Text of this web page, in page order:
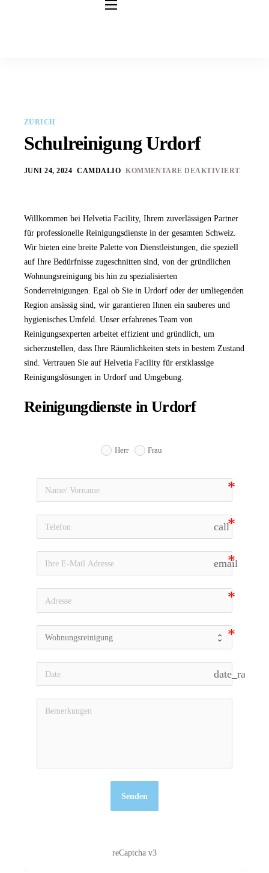
Unterhaltsreinigung
Hotelreinigung
Industriereinigung
Kindergarten Reinigung
Fitnessstudio Reinigung
Schulreinigung
Steinreinigung
Arztpraxis Reinigung
Ratgeber
Kontakt
ZÜRICH
Schulreinigung Urdorf
JUNI 24, 2024 CAMDALIO KOMMENTARE DEAKTIVIERT
Willkommen bei Helvetia Facility, Ihrem zuverlässigen Partner
für professionelle Reinigungsdienste in der gesamten Schweiz.
Wir bieten eine breite Palette von Dienstleistungen, die speziell
auf Ihre Bedürfnisse zugeschnitten sind, von der gründlichen
Wohnungsreinigung bis hin zu spezialisierten
Sonderreinigungen. Egal ob Sie in Urdorf oder der umliegenden
Region ansässig sind, wir garantieren Ihnen ein sauberes und
hygienisches Umfeld. Unser erfahrenes Team von
Reinigungsexperten arbeitet effizient und gründlich, um
sicherzustellen, dass Ihre Räumlichkeiten stets in bestem Zustand
sind. Vertrauen Sie auf Helvetia Facility für erstklassige
Reinigungslösungen in Urdorf und Umgebung.
Reinigungdienste in Urdorf
Herr Frau
call
email
date_range
Senden
reCaptcha v3